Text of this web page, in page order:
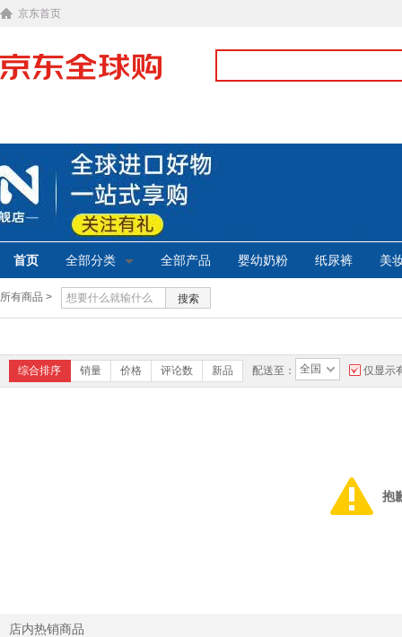
京东首页
首页 全部分类 全部产品 婴幼奶粉 纸尿裤 美
所有商品 > 搜索
综合排序 销量 价格 评论数 新品 配送至： 全国 仅显示
抱
店内热销商品